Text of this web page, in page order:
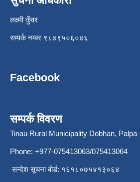
लक्ष्मी कुँवर
सम्पर्क नम्बर ९८४९५०६०४६
Facebook
सम्पर्क विवरण
Tinau Rural Municipality Dobhan, Palpa
Phone: +977-075413063/075413064
सन्देश सूचना बोर्ड: १६१८०७५४१३०६४